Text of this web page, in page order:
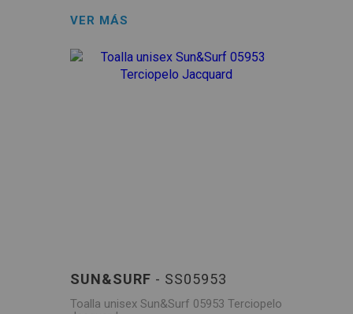
VER MÁS
SUN&SURF - SS05953
Toalla unisex Sun&Surf 05953 Terciopelo